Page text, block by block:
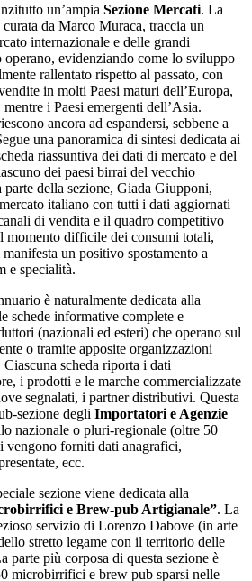
un’ampia Sezione Mercati. La
da Marco Muraca, traccia un
internazionale e delle grandi
evidenziando come lo sviluppo
rallentato rispetto al passato, con
in molti Paesi maturi dell’Europa,
i Paesi emergenti dell’Asia.
ancora ad espandersi, sebbene a
una panoramica di sintesi dedicata ai
riassuntiva dei dati di mercato e del
dei paesi birrai del vecchio
della sezione, Giada Giupponi,
italiano con tutti i dati aggiornati
di vendita e il quadro competitivo
momento difficile dei consumi totali,
un positivo spostamento a
e specialità.
è naturalmente dedicata alla
schede informative complete e
(nazionali ed esteri) che operano sul
o tramite apposite organizzazioni
scheda riporta i dati
i prodotti e le marche commercializzate
segnalati, i partner distributivi. Questa
sezione degli Importatori e Agenzie
nazionale o pluri-regionale (oltre 50
vengono forniti dati anagrafici,
ecc.
sezione viene dedicata alla
e Brew-pub Artigianale”. La
servizio di Lorenzo Dabove (in arte
stretto legame con il territorio delle
parte più corposa di questa sezione è
microbirrifici e brew pub sparsi nelle